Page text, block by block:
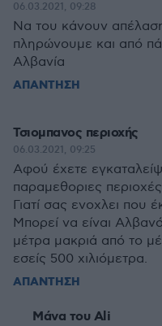
06.03.2021, 09:28
Να του κάνουν
πληρώνουμε και από
Αλβανία
ΑΠΑΝΤΗΣΗ
Τσιομπανος περιοχής
06.03.2021, 09:25
Αφού έχετε
παραμεθοριες
Γιατί σας ενοχλει που
Μπορεί να είναι
μέτρα μακριά από το
εσείς 500 χιλιόμετρα.
ΑΠΑΝΤΗΣΗ
Μάνα του Ali